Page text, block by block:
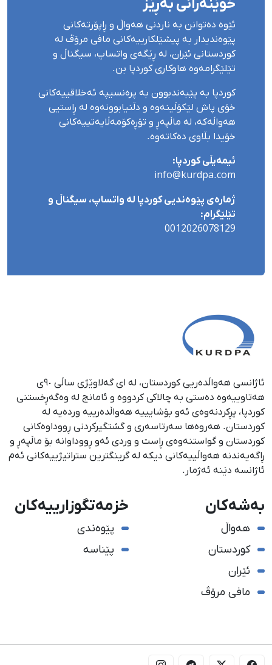
خوێنەرانی بەڕێز
ئێوە دەتوانن بە ناردنی هەواڵ و ڕاپۆرتەکانی
پێوەندیدار بە پیشێلکارییەکانی مافی مرۆڤ لە
کوردستانی ئێران، لە ڕێگەی واتساپ، سیگناڵ و
تێلێگرامەوە هاوکاری کوردپا بن.
کوردپا بە پێبەندبوون بە پرەنسیپە ئەخلاقییەکانی
خۆی پاش لێکۆڵینەوە و دڵنیابوونەوە لە ڕاستیی
هەواڵەکە، لە ماڵپەڕ و تۆڕەکۆمەڵایەتییەکانی
خۆیدا بڵاوی دەکاتەوە.
ئیمەیڵی کوردپا:
info@kurdpa.com
ژمارەی پێوەندیی کوردپا لە واتساپ، سیگناڵ و
تێلێگرام:
0012026078129
ئاژانسی هەواڵدەریی کوردستان، لە ١ی گەلاوێژی ساڵی ٩٠ی
هەتاوییەوە دەستی بە چالاکی کردووە و ئامانج لە وەگەڕخستنی
كوردپا، پڕكردنەوەی ئەو بۆشایییە هەواڵدەرییە وردەیە لە
كوردستان. هەروەها سەرتاسەری و گشتگیركردنی ڕووداوەكانی
كوردستان و گواستنەوەی ڕاست و وردی ئەو ڕووداوانە بۆ ماڵپەڕ و
ڕاگەیەندنە هەواڵییەكانی دیكە لە گرینگترین ستراتیژییەكانی ئەم
ئاژانسە دێنە ئەژمار.
بەشەکان
هەواڵ
کوردستان
ئێران
مافی مرۆڤ
خزمەتگوزارییەکان
پێوەندی
پێناسە